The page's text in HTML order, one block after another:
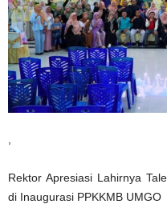
Rektor Apresiasi Lahirnya
di Inaugurasi PPKKMB UMGO